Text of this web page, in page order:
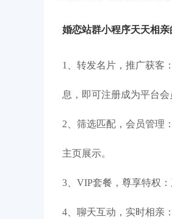
婚恋站群小程序天天相
1、转发名片，推广获客
息，即可注册成为平台会
2、筛选匹配，会员管理
主页展示。
3、VIP套餐，尊享特权
4、聊天互动，实时相亲